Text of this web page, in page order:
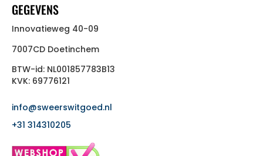
GEGEVENS
Innovatieweg 40-09
7007CD Doetinchem
BTW-id: NL001857783B13
KVK: 69776121
info@sweerswitgoed.nl
+31 314310205